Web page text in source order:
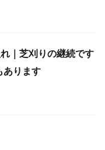
｜芝刈りの継続です
あります